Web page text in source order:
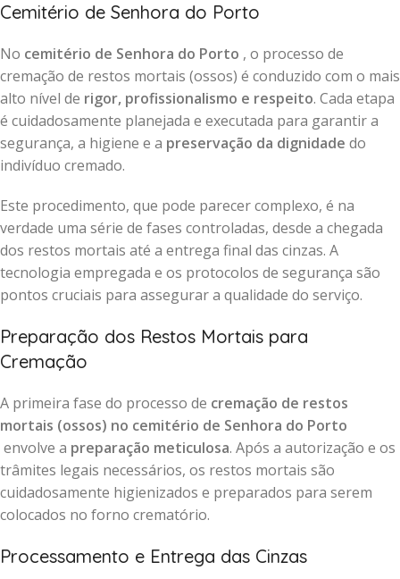
Cemitério de Senhora do Porto
No cemitério de Senhora do Porto , o processo de
cremação de restos mortais (ossos) é conduzido com o mais
alto nível de rigor, profissionalismo e respeito. Cada etapa
é cuidadosamente planejada e executada para garantir a
segurança, a higiene e a preservação da dignidade do
indivíduo cremado.
Este procedimento, que pode parecer complexo, é na
verdade uma série de fases controladas, desde a chegada
dos restos mortais até a entrega final das cinzas. A
tecnologia empregada e os protocolos de segurança são
pontos cruciais para assegurar a qualidade do serviço.
Preparação dos Restos Mortais para
Cremação
A primeira fase do processo de cremação de restos
mortais (ossos) no cemitério de Senhora do Porto
envolve a preparação meticulosa. Após a autorização e os
trâmites legais necessários, os restos mortais são
cuidadosamente higienizados e preparados para serem
colocados no forno crematório.
Processamento e Entrega das Cinzas